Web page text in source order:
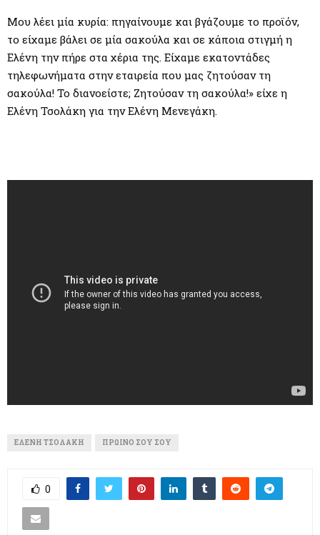
Μου λέει μία κυρία: πηγαίνουμε και βγάζουμε το προϊόν,
το είχαμε βάλει σε μία σακούλα και σε κάποια στιγμή η
Ελένη την πήρε στα χέρια της. Είχαμε εκατοντάδες
τηλεφωνήματα στην εταιρεία που μας ζητούσαν τη
σακούλα! Το διανοείστε; Ζητούσαν τη σακούλα!» είχε η
Ελένη Τσολάκη για την Ελένη Μενεγάκη.
ΕΛΈΝΗ ΤΣΟΛΆΚΗ ΠΡΩΙΝΌ ΣΟΥ ΣΟΥ
0